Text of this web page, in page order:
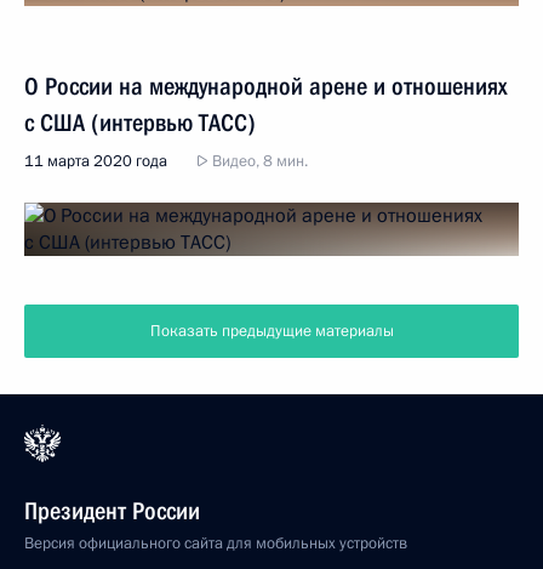
О России на международной арене и отношениях
с США (интервью ТАСС)
11 марта 2020 года Видео, 8 мин.
Показать предыдущие материалы
Президент России
Версия официального сайта для мобильных устройств